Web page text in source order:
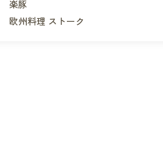
楽豚
欧州料理 ストーク